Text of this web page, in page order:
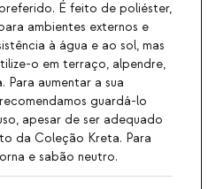
É feito de poliéster,
ambientes externos e
à água e ao sol, mas
o em terraço, alpendre,
Para aumentar a sua
guardá-lo
apesar de ser adequado
da Coleção Kreta. Para
e sabão neutro.